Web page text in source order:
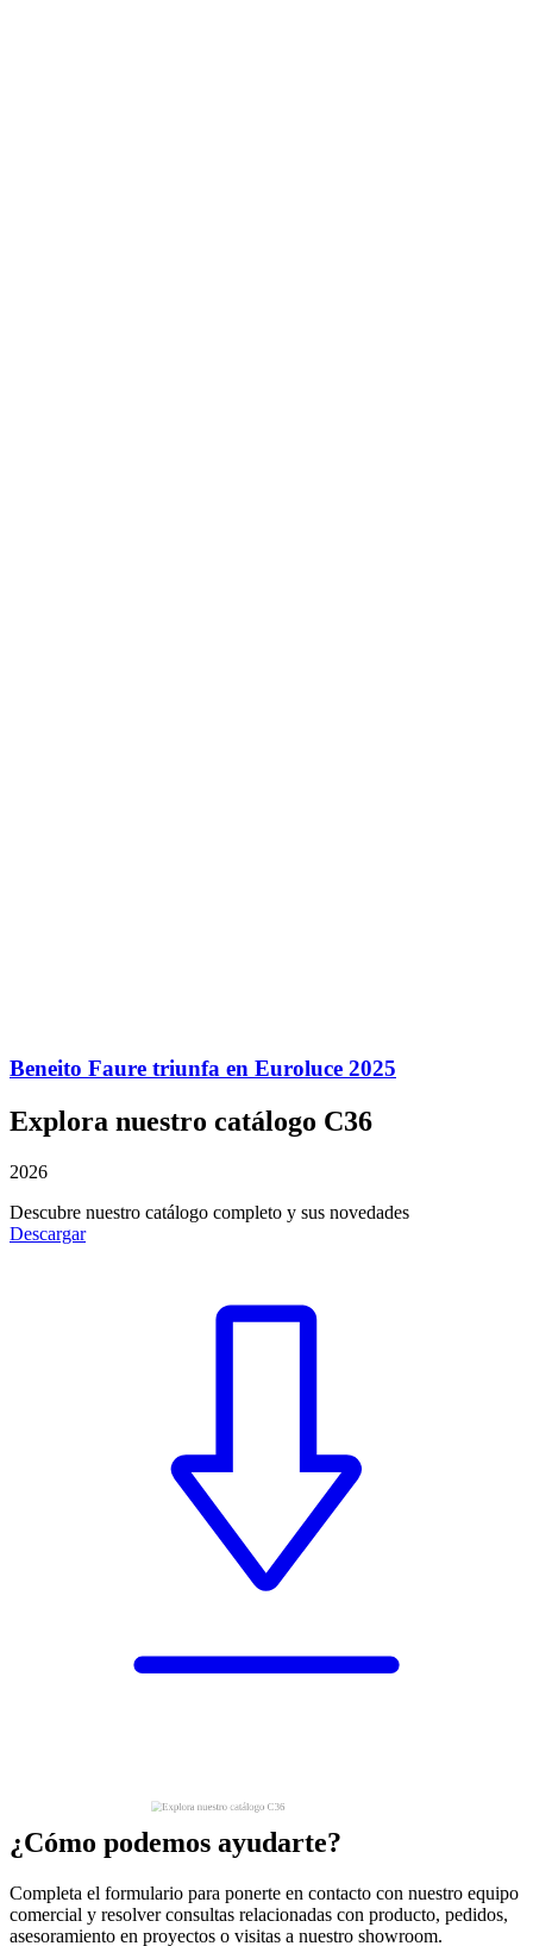
Beneito Faure triunfa en Euroluce 2025
Explora nuestro catálogo C36
2026
Descubre nuestro catálogo completo y sus novedades
Descargar
¿Cómo podemos ayudarte?
Completa el formulario para ponerte en contacto con nuestro equipo
comercial y resolver consultas relacionadas con producto, pedidos,
asesoramiento en proyectos o visitas a nuestro showroom.